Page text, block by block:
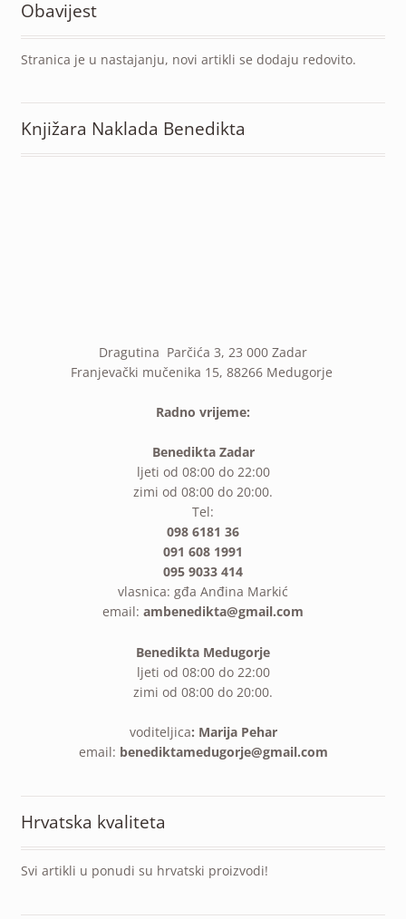
Obavijest
Stranica je u nastajanju, novi artikli se dodaju redovito.
Knjižara Naklada Benedikta
Dragutina Parčića 3, 23 000 Zadar
Franjevački mučenika 15, 88266 Medugorje
Radno vrijeme:
Benedikta Zadar
ljeti od 08:00 do 22:00
zimi od 08:00 do 20:00.
Tel:
098 6181 36
091 608 1991
095 9033 414
vlasnica: gđa Anđina Markić
email: ambenedikta@gmail.com
Benedikta Medugorje
ljeti od 08:00 do 22:00
zimi od 08:00 do 20:00.
voditeljica: Marija Pehar
email: benediktamedugorje@gmail.com
Hrvatska kvaliteta
Svi artikli u ponudi su hrvatski proizvodi!